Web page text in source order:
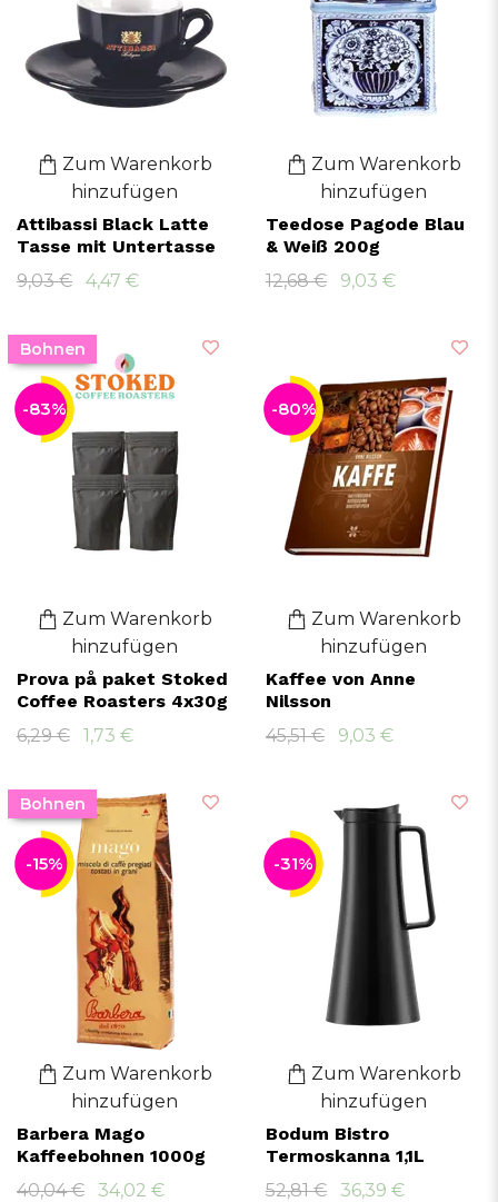
Zum Warenkorb
hinzufügen
Attibassi Black Latte
Tasse mit Untertasse
9,03 €
4,47 €
Zum Warenkorb
hinzufügen
Teedose Pagode Blau
& Weiß 200g
12,68 €
9,03 €
Bohnen
-83%
Zum Warenkorb
hinzufügen
Prova på paket Stoked
Coffee Roasters 4x30g
6,29 €
1,73 €
-80%
Zum Warenkorb
hinzufügen
Kaffee von Anne
Nilsson
45,51 €
9,03 €
Bohnen
-15%
Zum Warenkorb
hinzufügen
Barbera Mago
Kaffeebohnen 1000g
40,04 €
34,02 €
-31%
Zum Warenkorb
hinzufügen
Bodum Bistro
Termoskanna 1,1L
52,81 €
36,39 €